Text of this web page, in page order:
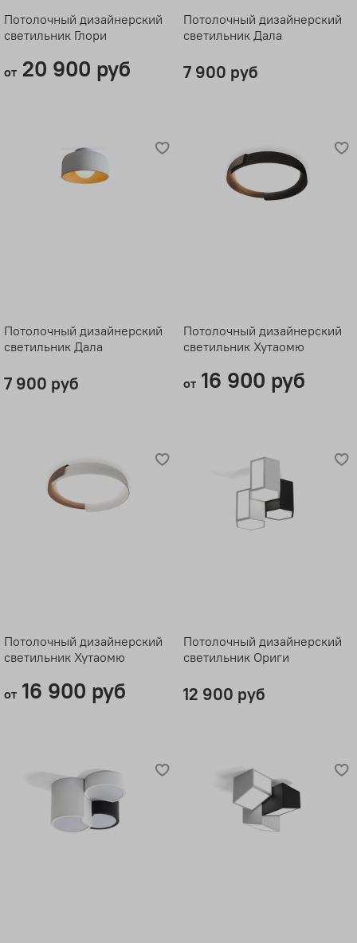
Потолочный дизайнерский
светильник Глори
от20 900 руб
Потолочный дизайнерский
светильник Дала
7 900 руб
Потолочный дизайнерский
светильник Дала
7 900 руб
Потолочный дизайнерский
светильник Хутаомю
от16 900 руб
Потолочный дизайнерский
светильник Хутаомю
от16 900 руб
Потолочный дизайнерский
светильник Ориги
12 900 руб